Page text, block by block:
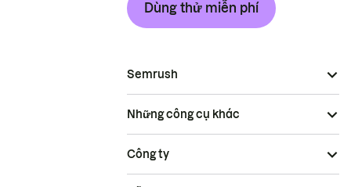
Dùng thử miễn phí
Semrush
Những công cụ khác
Công ty